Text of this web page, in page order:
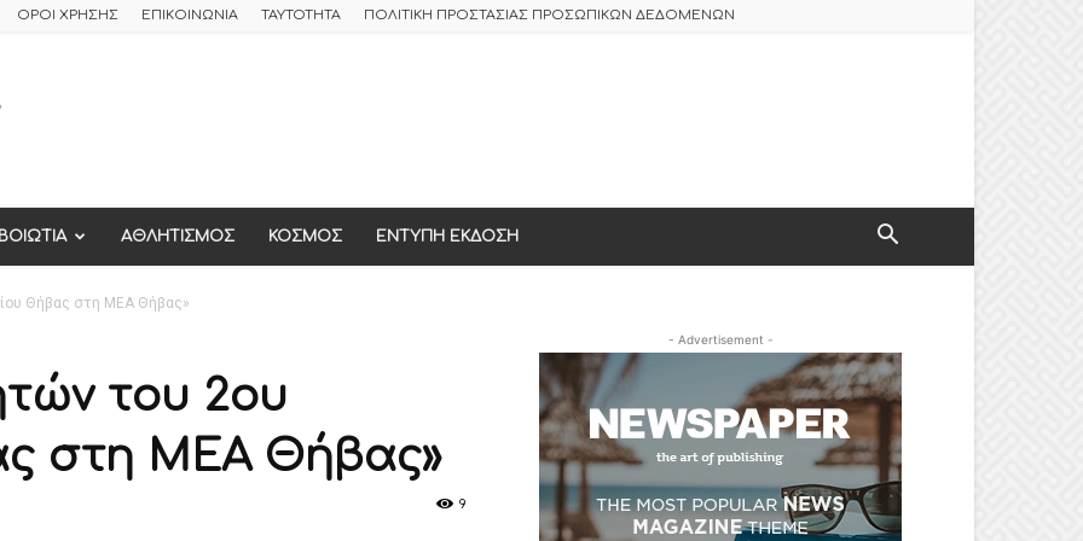
ΟΡΟΙ ΧΡΗΣΗΣ ΕΠΙΚΟΙΝΩΝΙΑ ΤΑΥΤΟΤΗΤΑ ΠΟΛΙΤΙΚΗ ΠΡΟΣΤΑΣΙΑΣ ΠΡΟΣΩΠΙΚΩΝ ΔΕΔΟΜΕΝΩΝ
ΒΟΙΩΤΙΑ ΑΘΛΗΤΙΣΜΟΣ ΚΟΣΜΟΣ ΕΝΤΥΠΗ ΕΚΔΟΣΗ
Θήβας στη ΜΕΑ Θήβας»
του 2ου
στη ΜΕΑ Θήβας»
9
- Advertisement -